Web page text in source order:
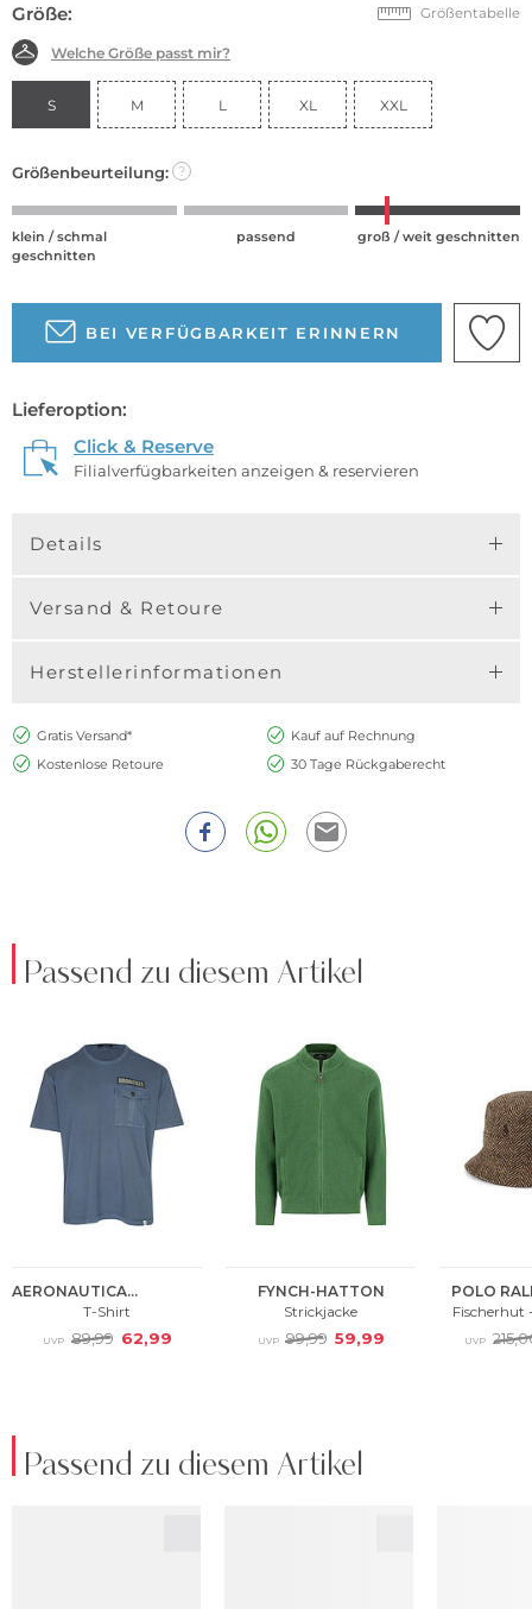
Größe: Größentabelle
Welche Größe passt mir?
S M L XL XXL
Größenbeurteilung: ?
klein / schmal
geschnitten
passend groß / weit geschnitten
BEI VERFÜGBARKEIT ERINNERN
Lieferoption:
Click & Reserve
Filialverfügbarkeiten anzeigen & reservieren
Details
Versand & Retoure
Herstellerinformationen
Gratis Versand*
Kauf auf Rechnung
Kostenlose Retoure
30 Tage Rückgaberecht
Passend zu diesem Artikel
Passend zu diesem Artikel